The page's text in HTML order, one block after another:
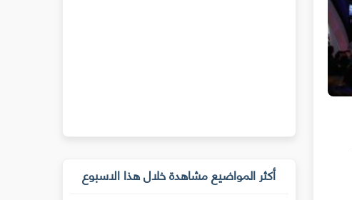
أكثر المواضيع مشاهدة خلال هذا الاسبوع